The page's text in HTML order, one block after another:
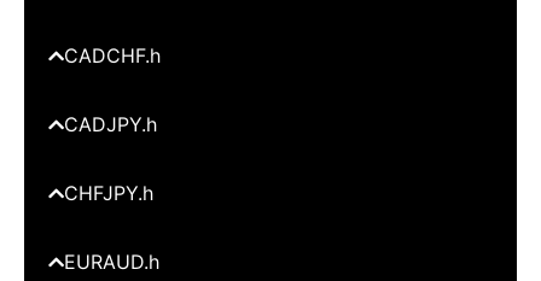
CADCHF.h
CADJPY.h
CHFJPY.h
EURAUD.h